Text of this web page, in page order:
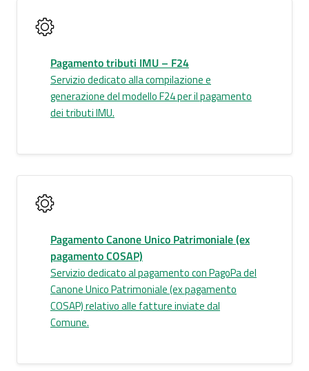
Pagamento tributi IMU – F24
Servizio dedicato alla compilazione e
generazione del modello F24 per il pagamento
dei tributi IMU.
Pagamento Canone Unico Patrimoniale (ex
pagamento COSAP)
Servizio dedicato al pagamento con PagoPa del
Canone Unico Patrimoniale (ex pagamento
COSAP) relativo alle fatture inviate dal
Comune.